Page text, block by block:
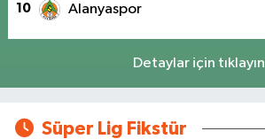
10 Alanyaspor
Detaylar için tıklayın
Süper Lig Fikstür